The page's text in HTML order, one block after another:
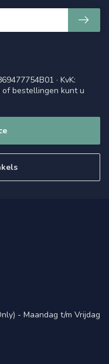
· KvK:
bestellingen kunt u
- Maandag t/m Vrijdag